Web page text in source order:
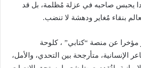
يحبس صاحبه في عزلة مُظلمة، بل قد
بنقاء مُغاير ودهشة لا تنضب.
مؤخرا عن منصة “كتابي” ، كلوحة
الإنسانية، متأرجحة بين التحدي، والأمل،